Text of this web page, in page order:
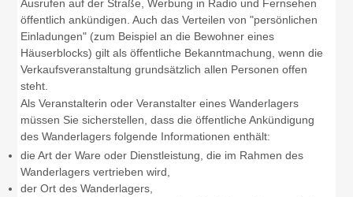
Ausrufen auf der Straße, Werbung in Radio und Fernsehen
öffentlich ankündigen. Auch das Verteilen von "persönlichen
Einladungen" (zum Beispiel an die Bewohner eines
Häuserblocks) gilt als öffentliche Bekanntmachung, wenn die
Verkaufsveranstaltung grundsätzlich allen Personen offen
steht.
Als Veranstalterin oder Veranstalter eines Wanderlagers
müssen Sie sicherstellen, dass die öffentliche Ankündigung
des Wanderlagers folgende Informationen enthält:
die Art der Ware oder Dienstleistung, die im Rahmen des
Wanderlagers vertrieben wird,
der Ort des Wanderlagers,